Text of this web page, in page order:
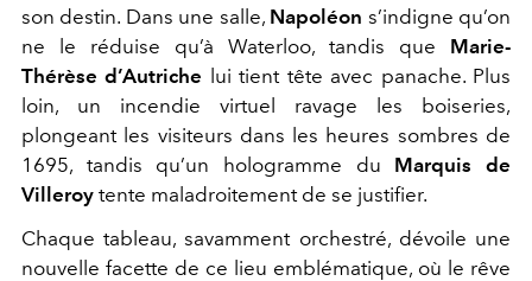
son destin. Dans une salle, Napoléon s’indigne qu’on
ne le réduise qu’à Waterloo, tandis que Marie-
Thérèse d’Autriche lui tient tête avec panache. Plus
loin, un incendie virtuel ravage les boiseries,
plongeant les visiteurs dans les heures sombres de
1695, tandis qu’un hologramme du Marquis de
Villeroy tente maladroitement de se justifier.
Chaque tableau, savamment orchestré, dévoile une
nouvelle facette de ce lieu emblématique, où le rêve